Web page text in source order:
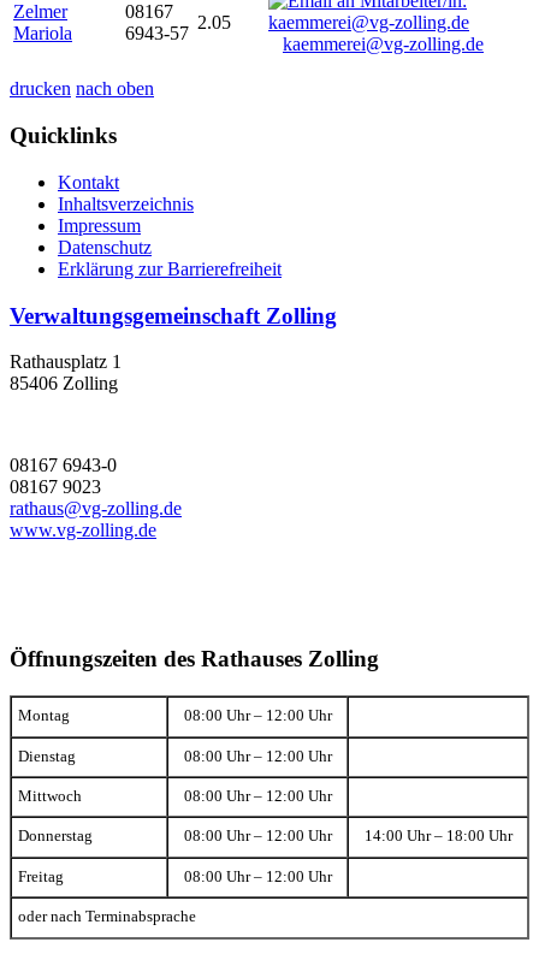
Zelmer
Mariola
08167
6943-57
2.05
kaemmerei@vg-zolling.de
drucken nach oben
Quicklinks
Kontakt
Inhaltsverzeichnis
Impressum
Datenschutz
Erklärung zur Barrierefreiheit
Verwaltungsgemeinschaft Zolling
Rathausplatz 1
85406 Zolling
08167 6943-0
08167 9023
rathaus@vg-zolling.de
www.vg-zolling.de
Öffnungszeiten des Rathauses Zolling
Montag 08:00 Uhr – 12:00 Uhr
Dienstag 08:00 Uhr – 12:00 Uhr
Mittwoch 08:00 Uhr – 12:00 Uhr
Donnerstag 08:00 Uhr – 12:00 Uhr 14:00 Uhr – 18:00 Uhr
Freitag 08:00 Uhr – 12:00 Uhr
oder nach Terminabsprache